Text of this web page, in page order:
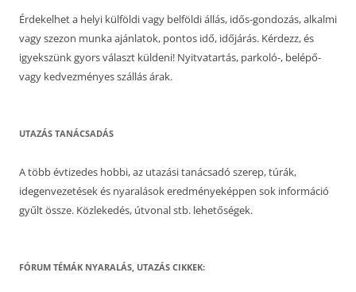
Érdekelhet a helyi külföldi vagy belföldi állás, idős-gondozás, alkalmi
vagy szezon munka ajánlatok, pontos idő, időjárás. Kérdezz, és
igyekszünk gyors választ küldeni! Nyitvatartás, parkoló-, belépő-
vagy kedvezményes szállás árak.
UTAZÁS TANÁCSADÁS
A több évtizedes hobbi, az utazási tanácsadó szerep, túrák,
idegenvezetések és nyaralások eredményeképpen sok információ
gyűlt össze. Közlekedés, útvonal stb. lehetőségek.
FÓRUM TÉMÁK NYARALÁS, UTAZÁS CIKKEK: